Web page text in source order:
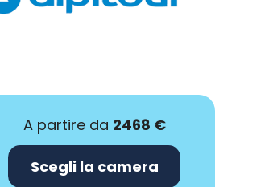
A partire da 2468 €
Scegli la camera